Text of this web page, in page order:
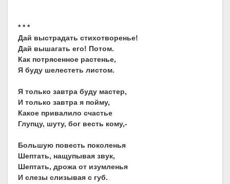
* * *
Дай выстрадать стихотворенье!
Дай вышагать его! Потом.
Как потрясенное растенье,
Я буду шелестеть листом.
Я только завтра буду мастер,
И только завтра я пойму,
Какое привалило счастье
Глупцу, шуту, бог весть кому,-
Большую повесть поколенья
Шептать, нащупывая звук,
Шептать, дрожа от изумленья
И слезы слизывая с губ.